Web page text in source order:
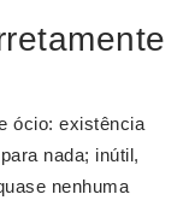
ócio: existência
nada; inútil,
nenhuma